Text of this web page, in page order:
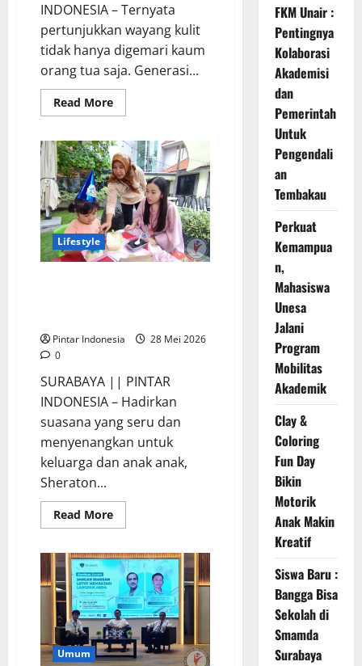
INDONESIA – Ternyata
pertunjukkan wayang kulit
tidak hanya digemari kaum
orang tua saja. Generasi...
Read MoreRead
more
SMA
Nikmati
Keseruan
Pesta
Rakyat
ala
Four
Points
by
Sheraton
Surabaya
Lifestyle
Pintar Indonesia
28 Mei 2026
0
SURABAYA || PINTAR
INDONESIA – Hadirkan
suasana yang seru dan
menyenangkan untuk
keluarga dan anak anak,
Sheraton...
Read MoreRead
more
Kids
Activity
di
Pasar
Pesta
Surabaya
Sheraton
Surabaya
Hotel
Umum
FKM Unair :
Pentingnya
Kolaborasi
Akademisi
dan
Pemerintah
Untuk
Pengendali
an
Tembakau
Perkuat
Kemampua
n,
Mahasiswa
Unesa
Jalani
Program
Mobilitas
Akademik
Clay &
Coloring
Fun Day
Bikin
Motorik
Anak Makin
Kreatif
Siswa Baru :
Bangga Bisa
Sekolah di
Smamda
Surabaya